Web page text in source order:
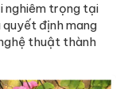
nghiêm trọng tại
quyết định mang
thuật thành